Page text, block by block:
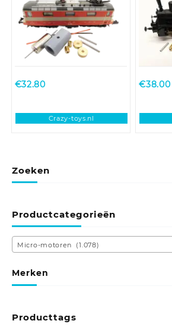
€32.80
Crazy-toys.nl
u.a.
€38.00
Zoeken
Productcategorieën
Micro-motoren (1.078)
Merken
Producttags